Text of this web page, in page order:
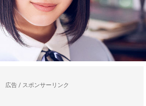
広告 / スポンサーリンク